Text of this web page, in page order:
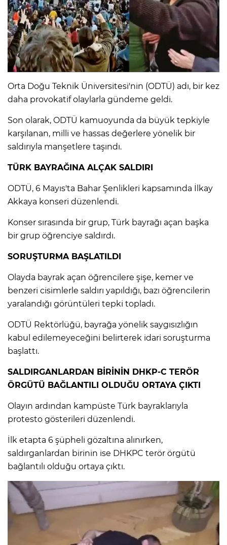
Orta Doğu Teknik Üniversitesi'nin (ODTÜ) adı, bir kez
daha provokatif olaylarla gündeme geldi.
Son olarak, ODTÜ kamuoyunda da büyük tepkiyle
karşılanan, milli ve hassas değerlere yönelik bir
saldırıyla manşetlere taşındı.
TÜRK BAYRAĞINA ALÇAK SALDIRI
ODTÜ, 6 Mayıs'ta Bahar Şenlikleri kapsamında İlkay
Akkaya konseri düzenlendi.
Konser sırasında bir grup, Türk bayrağı açan başka
bir grup öğrenciye saldırdı.
SORUŞTURMA BAŞLATILDI
Olayda bayrak açan öğrencilere şişe, kemer ve
benzeri cisimlerle saldırı yapıldığı, bazı öğrencilerin
yaralandığı görüntüleri tepki topladı.
ODTÜ Rektörlüğü, bayrağa yönelik saygısızlığın
kabul edilemeyeceğini belirterek idari soruşturma
başlattı.
SALDIRGANLARDAN BİRİNİN DHKP-C TERÖR
ÖRGÜTÜ BAĞLANTILI OLDUĞU ORTAYA ÇIKTI
Olayın ardından kampüste Türk bayraklarıyla
protesto gösterileri düzenlendi.
İlk etapta 6 şüpheli gözaltına alınırken,
saldırganlardan birinin ise DHKPC terör örgütü
bağlantılı olduğu ortaya çıktı.